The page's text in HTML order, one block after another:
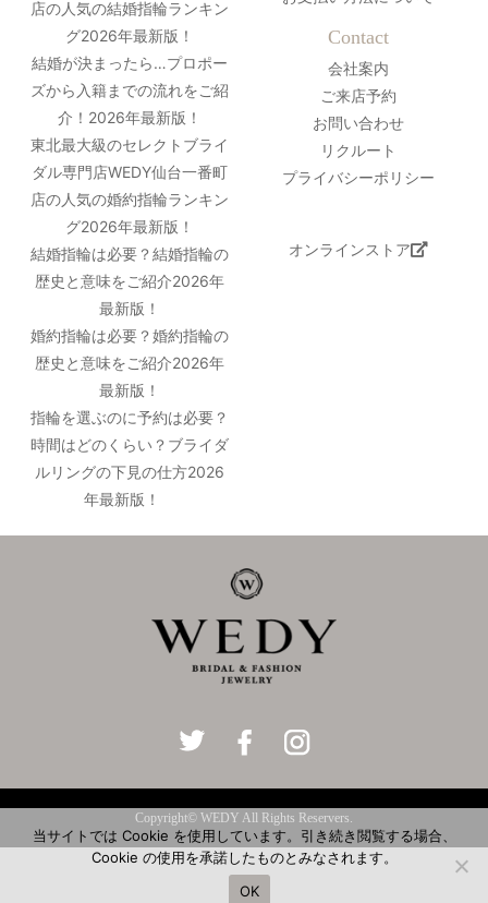
店の人気の結婚指輪ランキン
グ2026年最新版！
結婚が決まったら…プロポー
ズから入籍までの流れをご紹
介！2026年最新版！
東北最大級のセレクトブライ
ダル専門店WEDY仙台一番町
店の人気の婚約指輪ランキン
グ2026年最新版！
結婚指輪は必要？結婚指輪の
歴史と意味をご紹介2026年
最新版！
婚約指輪は必要？婚約指輪の
歴史と意味をご紹介2026年
最新版！
指輪を選ぶのに予約は必要？
時間はどのくらい？ブライダ
ルリングの下見の仕方2026
年最新版！
Contact
会社案内
ご来店予約
お問い合わせ
リクルート
プライバシーポリシー
オンラインストア
Copyright© WEDY All Rights Reservers.
当サイトでは Cookie を使用しています。引き続き閲覧する場合、
Cookie の使用を承諾したものとみなされます。
OK